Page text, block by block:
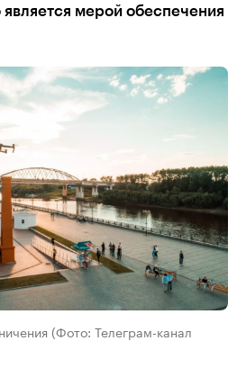
является мерой обеспечения
(Фото: Телеграм-канал